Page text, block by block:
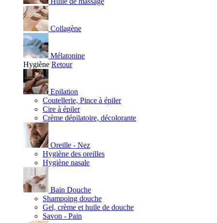
Collagène
Mélatonine
Hygiène Retour
Epilation
Coutellerie, Pince à épiler
Cire à épiler
Crème dépilatoire, décolorante
Oreille - Nez
Hygiène des oreilles
Hygiène nasale
Bain Douche
Shampoing douche
Gel, crème et huile de douche
Savon - Pain